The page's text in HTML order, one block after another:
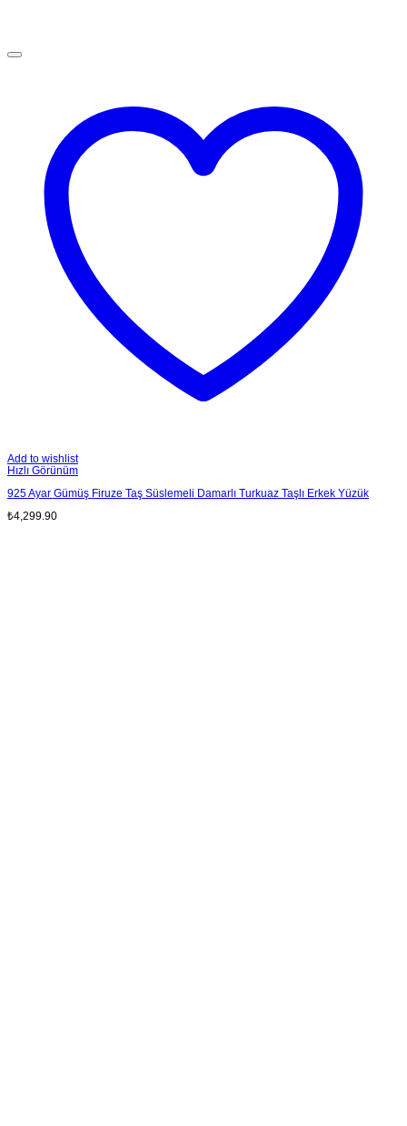
Add to wishlist
Hızlı Görünüm
925 Ayar Gümüş Firuze Taş Süslemeli Damarlı Turkuaz Taşlı Erkek Yüzük
₺4,299.90